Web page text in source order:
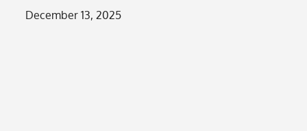
Posted
December 13, 2025